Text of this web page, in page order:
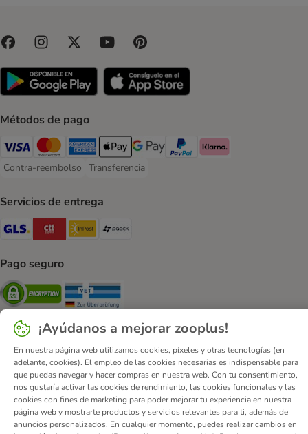
Métodos de pago
Visa Payment Method
Mastercard Payment Method
American Express Payment Method
Apple Pay Payment Method
Google Pay Payment Method
PayPal Payment Method
Klarna Payment Method
Contra-reembolso
Contra-reembolso Payment Method
Transferencia
Transferencia Payment Method
Servicios de entrega
GLS Shipping Method
CTTExpress Shipping Method
InPost Shipping Method
Pago seguro
Security
Quiénes somos Empleo Corporate Website
Aviso Legal
Condiciones comerciales generales
DSA
Formulario de desistimiento
Contacto
¡Ayúdanos a mejorar zooplus!
En nuestra página web utilizamos cookies, píxeles y otras tecnologías (en
adelante, cookies). El empleo de las cookies necesarias es indispensable para
que puedas navegar y hacer compras en nuestra web. Con tu consentimiento,
nos gustaría activar las cookies de rendimiento, las cookies funcionales y las
cookies con fines de marketing para poder mejorar tu experiencia en nuestra
página web y mostrarte productos y servicios relevantes para ti, además de
anuncios personalizados. En cualquier momento, puedes realizar cambios en